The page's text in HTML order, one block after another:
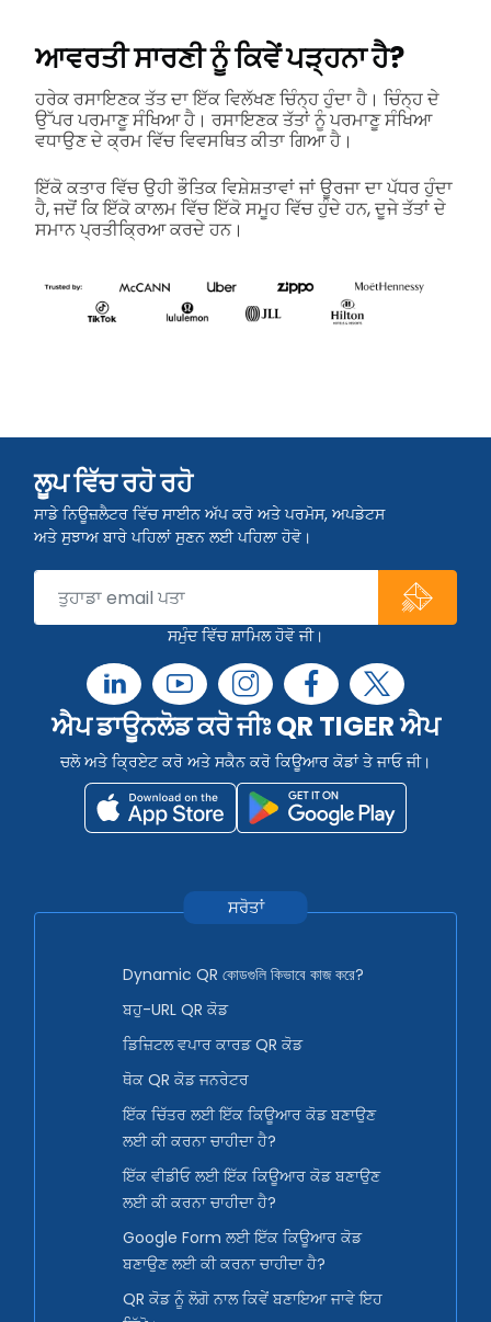
ਆਵਰਤੀ ਸਾਰਣੀ ਨੂੰ ਕਿਵੇਂ ਪੜ੍ਹਨਾ ਹੈ?
ਹਰੇਕ ਰਸਾਇਣਕ ਤੱਤ ਦਾ ਇੱਕ ਵਿਲੱਖਣ ਚਿੰਨ੍ਹ ਹੁੰਦਾ ਹੈ। ਚਿੰਨ੍ਹ ਦੇ
ਉੱਪਰ ਪਰਮਾਣੂ ਸੰਖਿਆ ਹੈ। ਰਸਾਇਣਕ ਤੱਤਾਂ ਨੂੰ ਪਰਮਾਣੂ ਸੰਖਿਆ
ਵਧਾਉਣ ਦੇ ਕ੍ਰਮ ਵਿੱਚ ਵਿਵਸਥਿਤ ਕੀਤਾ ਗਿਆ ਹੈ।
ਇੱਕੋ ਕਤਾਰ ਵਿੱਚ ਉਹੀ ਭੌਤਿਕ ਵਿਸ਼ੇਸ਼ਤਾਵਾਂ ਜਾਂ ਊਰਜਾ ਦਾ ਪੱਧਰ ਹੁੰਦਾ
ਹੈ, ਜਦੋਂ ਕਿ ਇੱਕੋ ਕਾਲਮ ਵਿੱਚ ਇੱਕੋ ਸਮੂਹ ਵਿੱਚ ਹੁੰਦੇ ਹਨ, ਦੂਜੇ ਤੱਤਾਂ ਦੇ
ਸਮਾਨ ਪ੍ਰਤੀਕ੍ਰਿਆ ਕਰਦੇ ਹਨ।
ਲੂਪ ਵਿੱਚ ਰਹੋ ਰਹੋ
ਸਾਡੇ ਨਿਊਜ਼ਲੈਟਰ ਵਿੱਚ ਸਾਈਨ ਅੱਪ ਕਰੋ ਅਤੇ ਪਰਮੋਸ, ਅਪਡੇਟਸ
ਅਤੇ ਸੁਝਾਅ ਬਾਰੇ ਪਹਿਲਾਂ ਸੁਣਨ ਲਈ ਪਹਿਲਾ ਹੋਵੋ।
ਸਮੁੰਦ ਵਿੱਚ ਸ਼ਾਮਿਲ ਹੋਵੋ ਜੀ।
ਐਪ ਡਾਊਨਲੋਡ ਕਰੋ ਜੀਃ QR TIGER ਐਪ
ਚਲੋ ਅਤੇ ਕ੍ਰਿਏਟ ਕਰੋ ਅਤੇ ਸਕੈਨ ਕਰੋ ਕਿਊਆਰ ਕੋਡਾਂ ਤੇ ਜਾਓ ਜੀ।
ਸਰੋਤਾਂ
Dynamic QR কোডগুলি কিভাবে কাজ করে?
ਬਹੁ-URL QR ਕੋਡ
ਡਿਜ਼ਿਟਲ ਵਪਾਰ ਕਾਰਡ QR ਕੋਡ
ਥੋਕ QR ਕੋਡ ਜਨਰੇਟਰ
ਇੱਕ ਚਿੱਤਰ ਲਈ ਇੱਕ ਕਿਊਆਰ ਕੋਡ ਬਣਾਉਣ
ਲਈ ਕੀ ਕਰਨਾ ਚਾਹੀਦਾ ਹੈ?
ਇੱਕ ਵੀਡੀਓ ਲਈ ਇੱਕ ਕਿਊਆਰ ਕੋਡ ਬਣਾਉਣ
ਲਈ ਕੀ ਕਰਨਾ ਚਾਹੀਦਾ ਹੈ?
Google Form ਲਈ ਇੱਕ ਕਿਊਆਰ ਕੋਡ
ਬਣਾਉਣ ਲਈ ਕੀ ਕਰਨਾ ਚਾਹੀਦਾ ਹੈ?
QR ਕੋਡ ਨੂੰ ਲੋਗੋ ਨਾਲ ਕਿਵੇਂ ਬਣਾਇਆ ਜਾਵੇ ਇਹ